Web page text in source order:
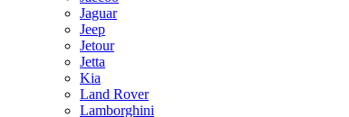
Jaguar
Jeep
Jetour
Jetta
Kia
Land Rover
Lamborghini